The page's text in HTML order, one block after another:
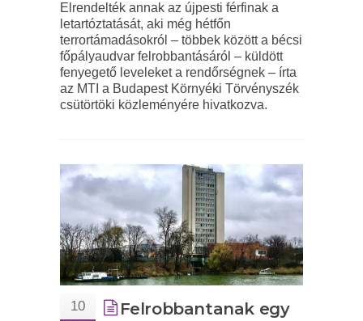
Elrendelték annak az újpesti férfinak a
letartóztatását, aki még hétfőn
terrortámadásokról – többek között a bécsi
főpályaudvar felrobbantásáról – küldött
fenyegető leveleket a rendőrségnek – írta
az MTI a Budapest Környéki Törvényszék
csütörtöki közleményére hivatkozva.
10
Felrobbantanak egy